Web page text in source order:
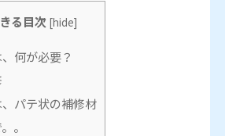
る目次 [hide]
何が必要？
パテ状の補修材
。